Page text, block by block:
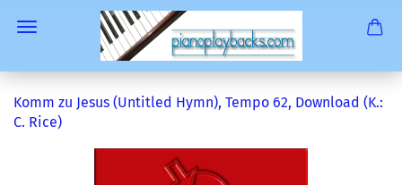
Komm zu Jesus (Untitled Hymn), Tempo 62, Download (K.:
C. Rice)